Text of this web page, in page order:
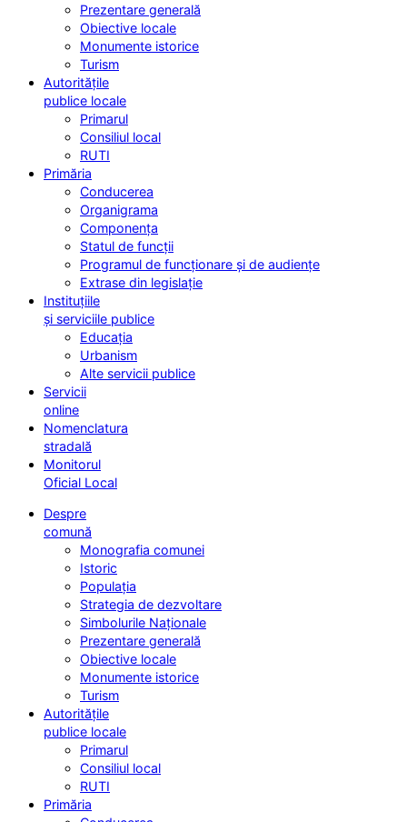
Prezentare generală
Obiective locale
Monumente istorice
Turism
Autoritățile
publice locale
Primarul
Consiliul local
RUTI
Primăria
Conducerea
Organigrama
Componența
Statul de funcții
Programul de funcționare și de audiențe
Extrase din legislație
Instituțiile
și serviciile publice
Educația
Urbanism
Alte servicii publice
Servicii
online
Nomenclatura
stradală
Monitorul
Oficial Local
Despre
comună
Monografia comunei
Istoric
Populația
Strategia de dezvoltare
Simbolurile Naționale
Prezentare generală
Obiective locale
Monumente istorice
Turism
Autoritățile
publice locale
Primarul
Consiliul local
RUTI
Primăria